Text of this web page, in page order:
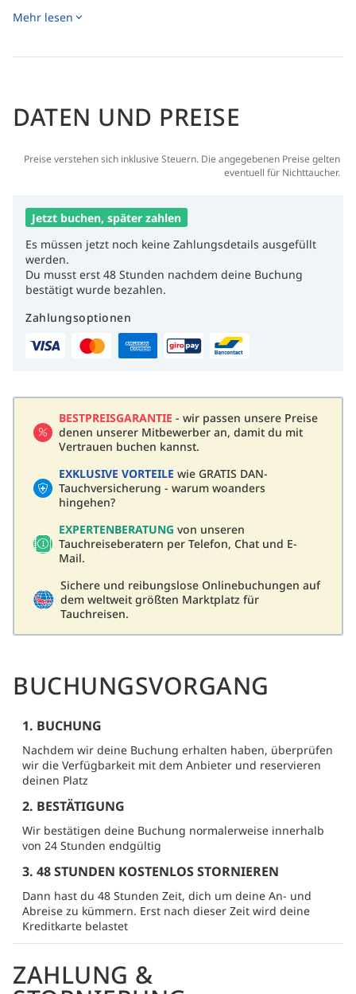
minibar, ideal for unwinding after a day of diving.
dives and vibrant coral reefs, all supported by two
Mehr lesen
DATEN UND PREISE
Preise verstehen sich inklusive Steuern. Die angegebenen Preise gelten
eventuell für Nichttaucher.
Jetzt buchen, später zahlen
Es müssen jetzt noch keine Zahlungsdetails ausgefüllt
werden.
Du musst erst 48 Stunden nachdem deine Buchung
bestätigt wurde bezahlen.
Zahlungsoptionen
BESTPREISGARANTIE - wir passen unsere Preise
denen unserer Mitbewerber an, damit du mit
Vertrauen buchen kannst.
EXKLUSIVE VORTEILE wie GRATIS DAN-
Tauchversicherung - warum woanders
hingehen?
EXPERTENBERATUNG von unseren
Tauchreiseberatern per Telefon, Chat und E-
Mail.
Sichere und reibungslose Onlinebuchungen auf
dem weltweit größten Marktplatz für
Tauchreisen.
BUCHUNGSVORGANG
1. BUCHUNG
Nachdem wir deine Buchung erhalten haben, überprüfen
wir die Verfügbarkeit mit dem Anbieter und reservieren
deinen Platz
2. BESTÄTIGUNG
Wir bestätigen deine Buchung normalerweise innerhalb
von 24 Stunden endgültig
3. 48 STUNDEN KOSTENLOS STORNIEREN
Dann hast du 48 Stunden Zeit, dich um deine An- und
Abreise zu kümmern. Erst nach dieser Zeit wird deine
Kreditkarte belastet
ZAHLUNG &